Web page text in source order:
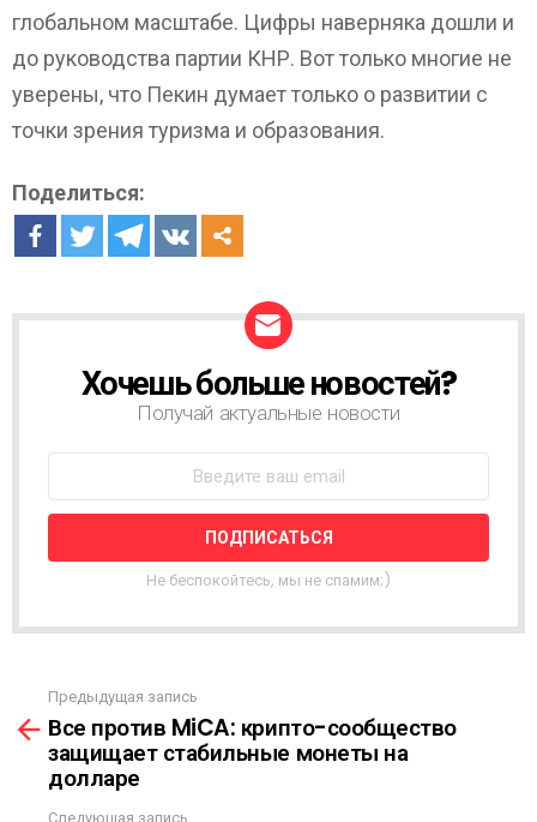
глобальном масштабе. Цифры наверняка дошли и
до руководства партии КНР. Вот только многие не
уверены, что Пекин думает только о развитии с
точки зрения туризма и образования.
Поделиться:
О
Т
Н
Я
А
С
Ы
Л
К
А
Хочешь больше новостей?
Получай актуальные новости
Не беспокойтесь, мы не спамим;)
м
Предыдущая запись
Все против MiCA: крипто-сообщество
защищает стабильные монеты на
долларе
Следующая запись